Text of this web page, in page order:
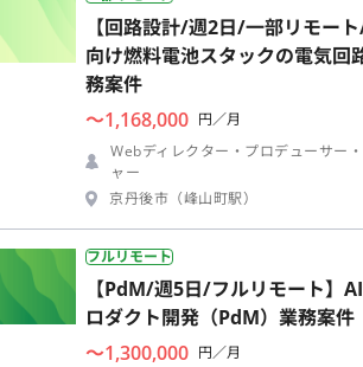
【回路設計/週2日/一部リモー
向け燃料電池スタックの電気回
務案件
〜1,168,000 円／月
Webディレクター・プロデューサー
ャー
京丹後市（峰山町駅）
フルリモート
【PdM/週5日/フルリモート】
ロダクト開発（PdM）業務案件
〜1,300,000 円／月